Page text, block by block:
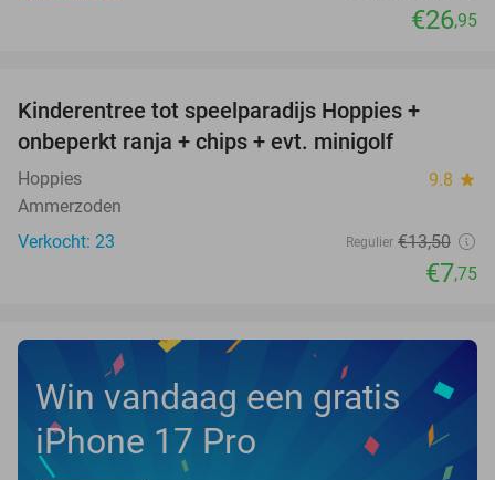
€26,95
TODAY
Kinderentree tot speelparadijs Hoppies +
onbeperkt ranja + chips + evt. minigolf
Hoppies 9.8 star
Ammerzoden
Verkocht: 23
Regulier €13,50
€7,75
Win vandaag een gratis
iPhone 17 Pro